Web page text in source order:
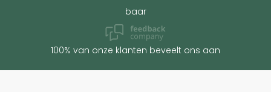
baar
100% van onze klanten beveelt ons aan